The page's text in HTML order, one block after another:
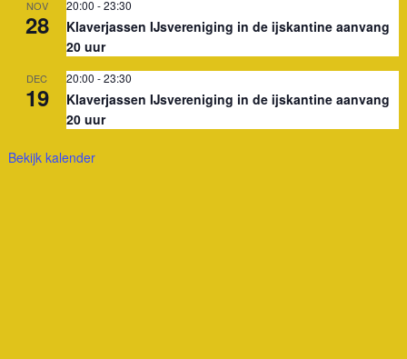
NOV
28
20:00 -23:30
Klaverjassen IJsvereniging in de ijskantine aanvang
20 uur
DEC
19
20:00 -23:30
Klaverjassen IJsvereniging in de ijskantine aanvang
20 uur
Bekijk kalender